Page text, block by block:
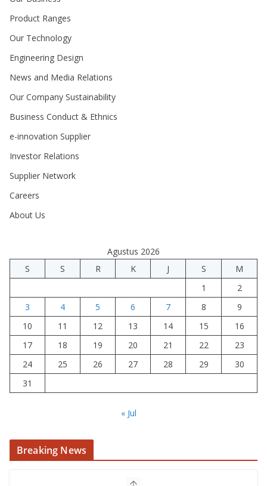
Product Ranges
Our Technology
Engineering Design
News and Media Relations
Our Company Sustainability
Business Conduct & Ethnics
e-innovation Supplier
Investor Relations
Supplier Network
Careers
About Us
Agustus 2026
S
S R K J S
M
1
2
3
4 5 6 7 8
9
10
11 12 13 14 15
16
17
18 19 20 21 22
23
24
25 26 27 28 29
30
31
« Jul
Breaking News